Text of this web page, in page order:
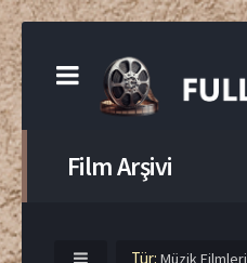
Film Arşivi
Tür: Müzik Filmleri